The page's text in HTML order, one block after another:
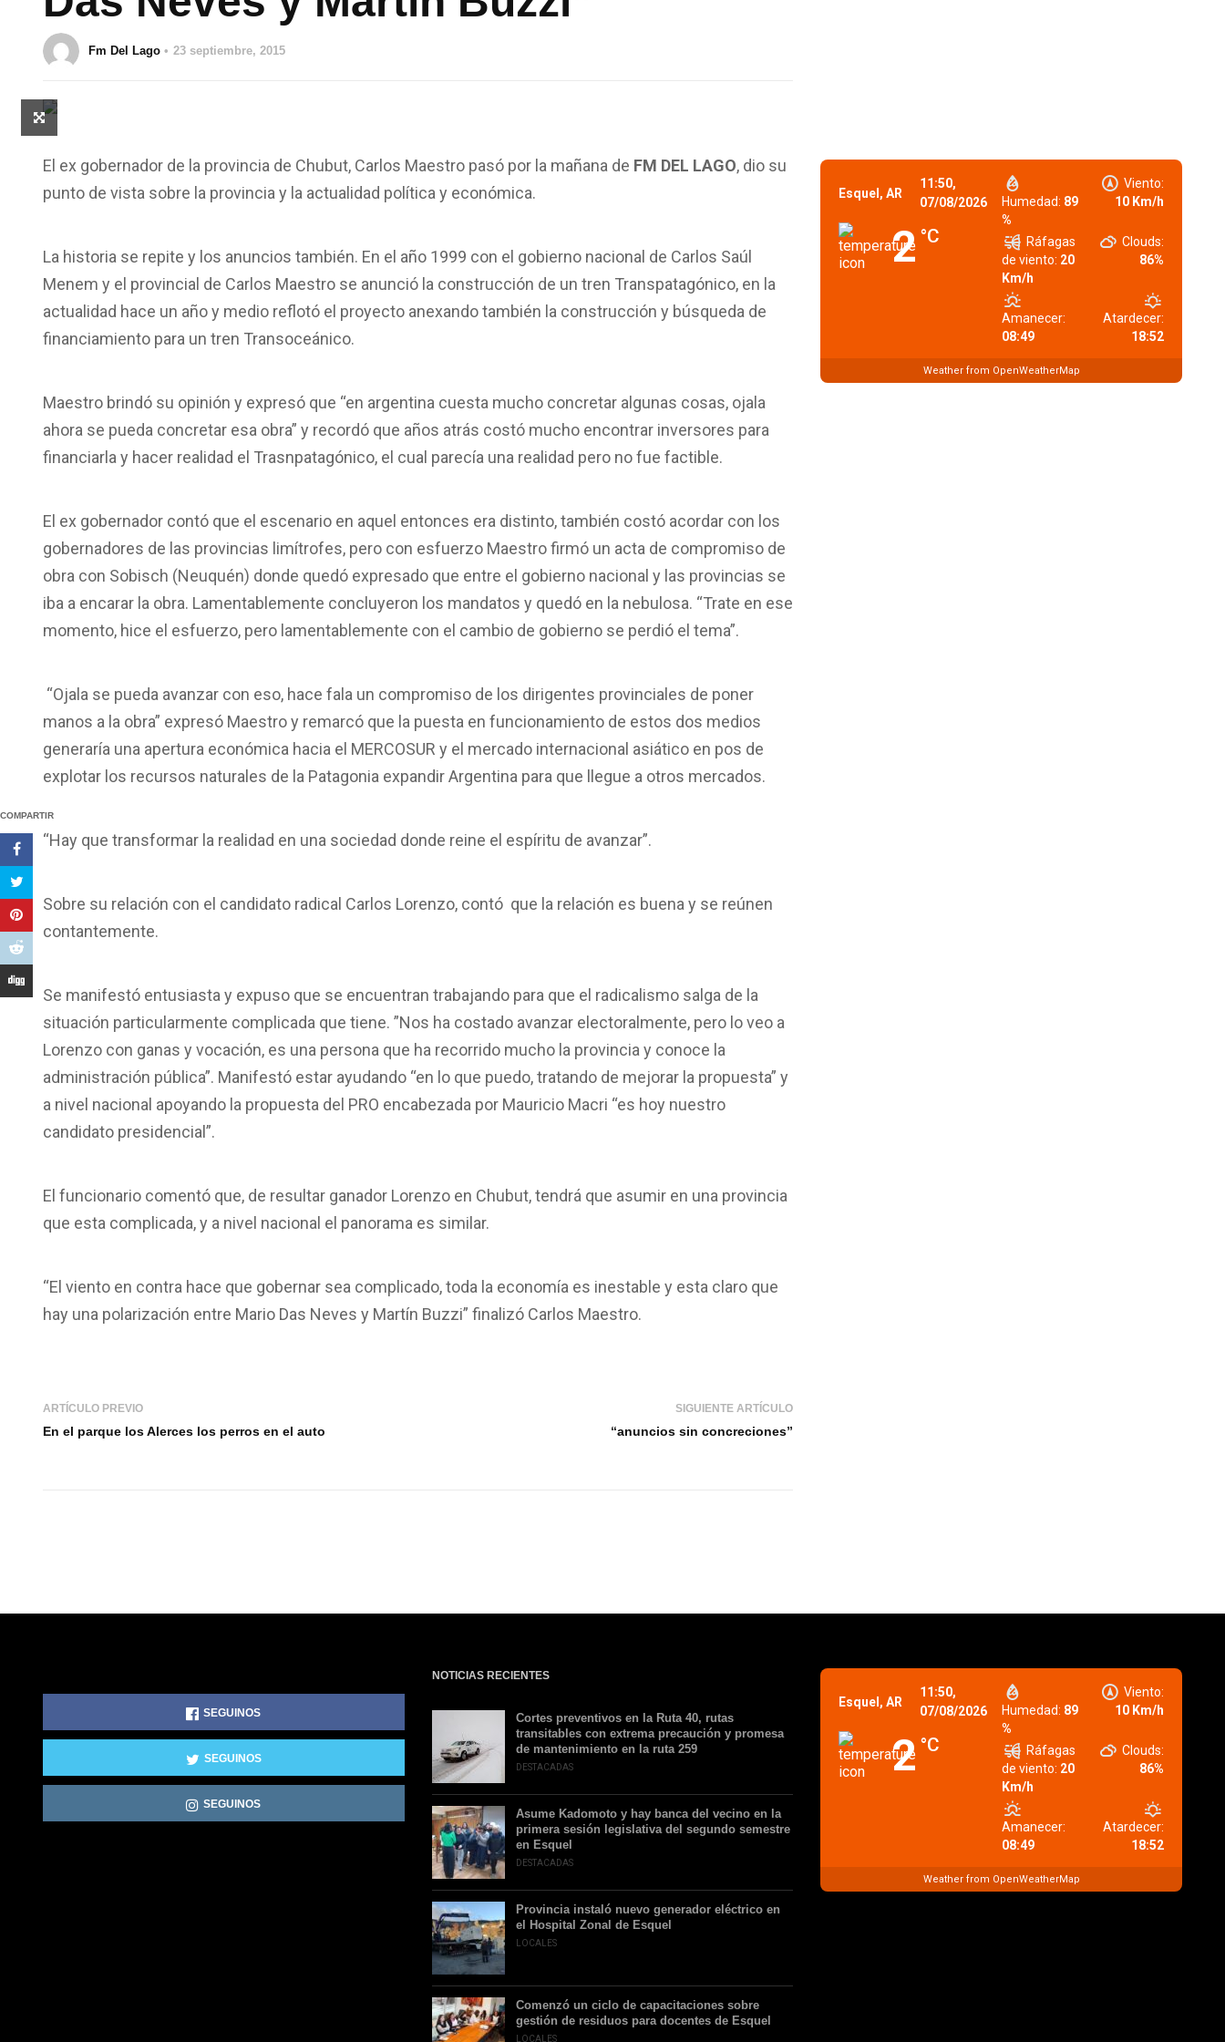
Fm Del Lago 23 septiembre, 2015
COMPARTIR
El ex gobernador de la provincia de Chubut, Carlos Maestro pasó por la mañana de FM DEL LAGO, dio su
punto de vista sobre la provincia y la actualidad política y económica.
La historia se repite y los anuncios también. En el año 1999 con el gobierno nacional de Carlos Saúl
Menem y el provincial de Carlos Maestro se anunció la construcción de un tren Transpatagónico, en la
actualidad hace un año y medio reflotó el proyecto anexando también la construcción y búsqueda de
financiamiento para un tren Transoceánico.
Maestro brindó su opinión y expresó que “en argentina cuesta mucho concretar algunas cosas, ojala
ahora se pueda concretar esa obra” y recordó que años atrás costó mucho encontrar inversores para
financiarla y hacer realidad el Trasnpatagónico, el cual parecía una realidad pero no fue factible.
El ex gobernador contó que el escenario en aquel entonces era distinto, también costó acordar con los
gobernadores de las provincias limítrofes, pero con esfuerzo Maestro firmó un acta de compromiso de
obra con Sobisch (Neuquén) donde quedó expresado que entre el gobierno nacional y las provincias se
iba a encarar la obra. Lamentablemente concluyeron los mandatos y quedó en la nebulosa. “Trate en ese
momento, hice el esfuerzo, pero lamentablemente con el cambio de gobierno se perdió el tema”.
“Ojala se pueda avanzar con eso, hace fala un compromiso de los dirigentes provinciales de poner
manos a la obra” expresó Maestro y remarcó que la puesta en funcionamiento de estos dos medios
generaría una apertura económica hacia el MERCOSUR y el mercado internacional asiático en pos de
explotar los recursos naturales de la Patagonia expandir Argentina para que llegue a otros mercados.
“Hay que transformar la realidad en una sociedad donde reine el espíritu de avanzar”.
Sobre su relación con el candidato radical Carlos Lorenzo, contó que la relación es buena y se reúnen
contantemente.
Se manifestó entusiasta y expuso que se encuentran trabajando para que el radicalismo salga de la
situación particularmente complicada que tiene. ”Nos ha costado avanzar electoralmente, pero lo veo a
Lorenzo con ganas y vocación, es una persona que ha recorrido mucho la provincia y conoce la
administración pública”. Manifestó estar ayudando “en lo que puedo, tratando de mejorar la propuesta” y
a nivel nacional apoyando la propuesta del PRO encabezada por Mauricio Macri “es hoy nuestro
candidato presidencial”.
El funcionario comentó que, de resultar ganador Lorenzo en Chubut, tendrá que asumir en una provincia
que esta complicada, y a nivel nacional el panorama es similar.
“El viento en contra hace que gobernar sea complicado, toda la economía es inestable y esta claro que
hay una polarización entre Mario Das Neves y Martín Buzzi” finalizó Carlos Maestro.
ARTÍCULO PREVIO
En el parque los Alerces los perros en el auto
SIGUIENTE ARTÍCULO
“anuncios sin concreciones”
Esquel, AR
11:50,
07/08/2026
2 °C
Humedad: 89
%
Viento:
10 Km/h
Ráfagas
de viento: 20
Km/h
Clouds:
86%
Amanecer:
08:49
Atardecer:
18:52
Weather from OpenWeatherMap
SEGUINOS
SEGUINOS
SEGUINOS
NOTICIAS RECIENTES
Cortes preventivos en la Ruta 40, rutas
transitables con extrema precaución y promesa
de mantenimiento en la ruta 259
DESTACADAS
Asume Kadomoto y hay banca del vecino en la
primera sesión legislativa del segundo semestre
en Esquel
DESTACADAS
Provincia instaló nuevo generador eléctrico en
el Hospital Zonal de Esquel
LOCALES
Comenzó un ciclo de capacitaciones sobre
gestión de residuos para docentes de Esquel
LOCALES
Esquel, AR
11:50,
07/08/2026
2 °C
Humedad: 89
%
Viento:
10 Km/h
Ráfagas
de viento: 20
Km/h
Clouds:
86%
Amanecer:
08:49
Atardecer:
18:52
Weather from OpenWeatherMap